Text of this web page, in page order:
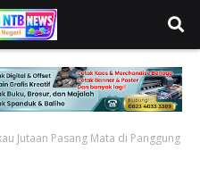
Jutaan Pasang Mata di Panggung